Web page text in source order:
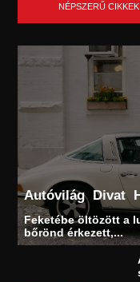
NÉPSZERŰ CIKKEK
Autóvilág Divat
Feketébe öltözött a
bőrönd érkezett,...